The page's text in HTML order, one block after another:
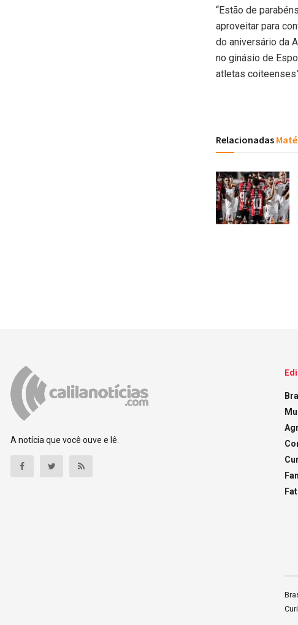
“Estão de
aproveitar para
do aniversário da
no ginásio de
atletas
Relacionadas
A notícia que você ouve e lê.